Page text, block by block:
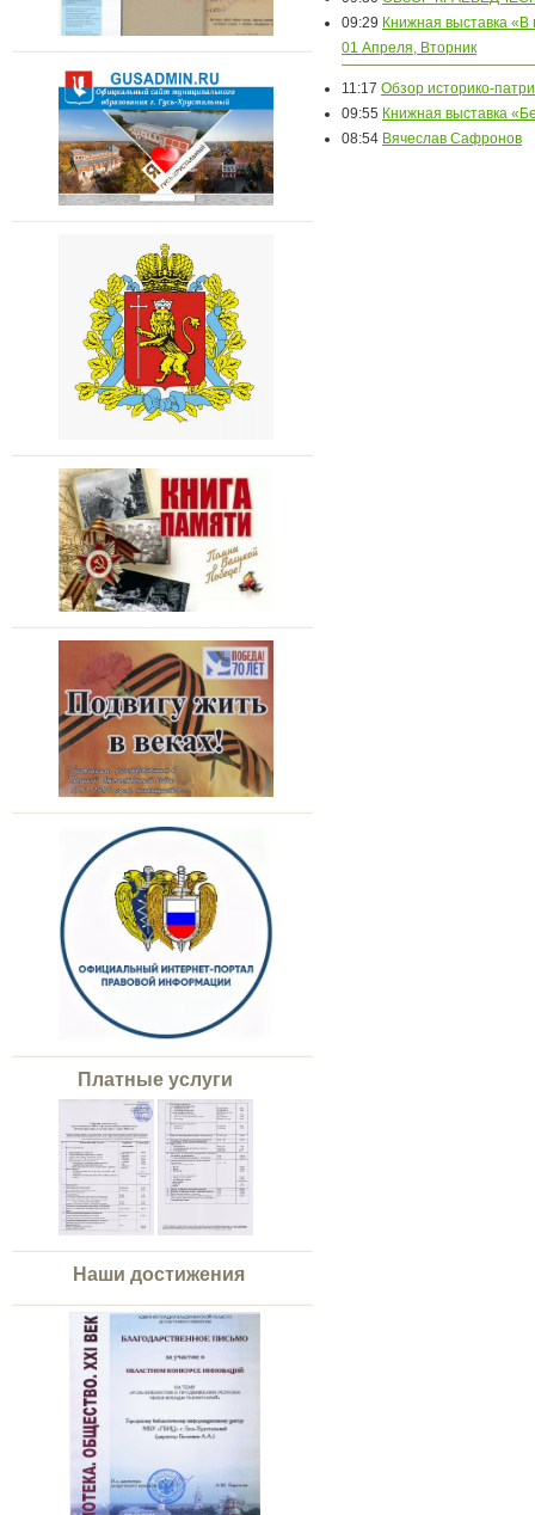
Платные услуги
Наши достижения
09:29 Книжная выставка «В
01 Апреля, Вторник
11:17 Обзор историко-
09:55 Книжная выставка
08:54 Вячеслав Сафронов